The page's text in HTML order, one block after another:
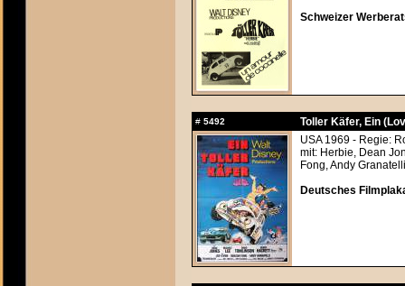
Schweizer
# 5492
Toller Käfer, Ein
USA 1969 - Regie:
mit: Herbie, Dean
Fong, Andy
Deutsches